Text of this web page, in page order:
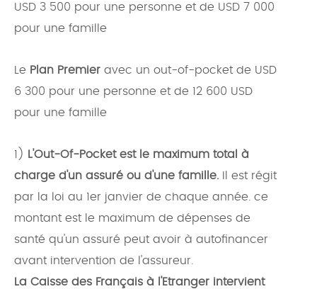
USD 3 500 pour une personne et de USD 7 000
pour une famille
Le Plan Premier avec un out-of-pocket de USD
6 300 pour une personne et de 12 600 USD
pour une famille
1)
L'Out-Of-Pocket est le maximum total à
charge d'un assuré ou d'une famille.
Il est régit
par la loi au 1er janvier de chaque année. ce
montant est le maximum de dépenses de
santé qu'un assuré peut avoir à autofinancer
avant intervention de l'assureur.
La Caisse des Français à l'Etranger intervient